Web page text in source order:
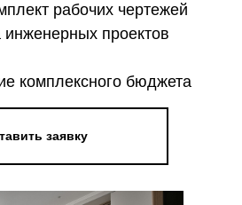
рабочих чертежей
проектов
комплексного бюджета
заявку